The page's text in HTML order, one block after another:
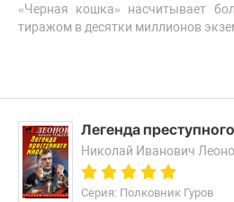
«Черная кошка» насчитывает
тиражом в десятки миллионов
Легенда
Николай Иванович
Серия: Полковник Гуров